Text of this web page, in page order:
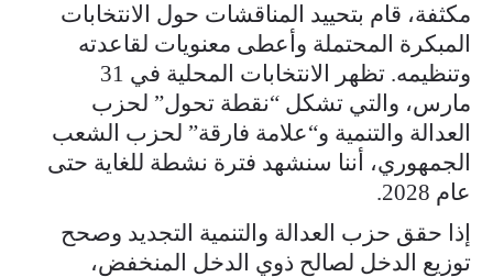
مكثفة، قام بتحييد المناقشات حول الانتخابات
المبكرة المحتملة وأعطى معنويات لقاعدته
وتنظيمه. تظهر الانتخابات المحلية في 31
مارس، والتي تشكل “نقطة تحول” لحزب
العدالة والتنمية و“علامة فارقة” لحزب الشعب
الجمهوري، أننا سنشهد فترة نشطة للغاية حتى
عام 2028.
إذا حقق حزب العدالة والتنمية التجديد وصحح
توزيع الدخل لصالح ذوي الدخل المنخفض،